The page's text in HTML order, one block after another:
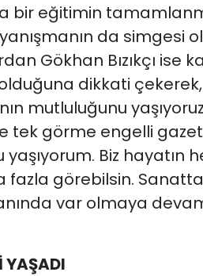
bir eğitimin
da simgesi
Gökhan Bızıkçı ise
dikkati
mutluluğunu
tek görme engelli
Biz hayatın
fazla görebilsin.
var olmaya
YAŞADI